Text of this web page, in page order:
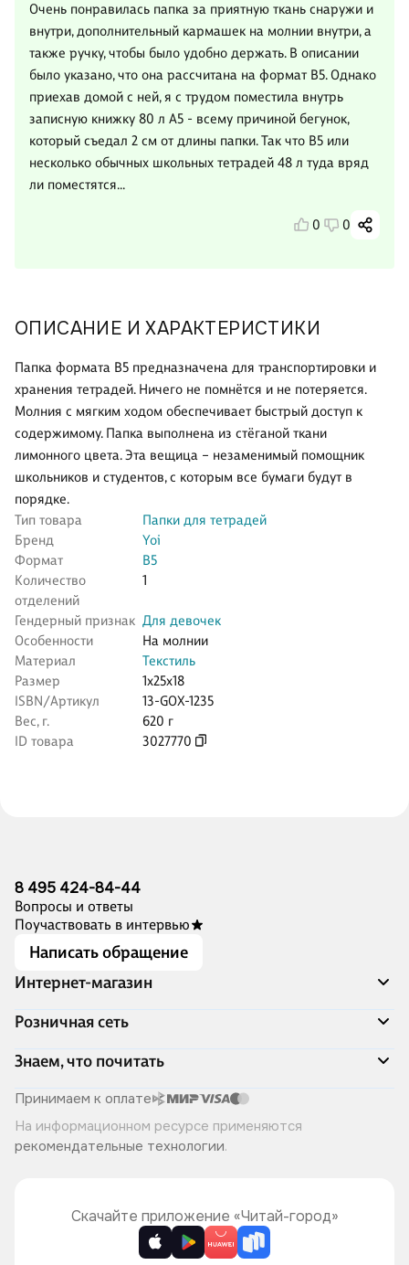
ОПИСАНИЕ И ХАРАКТЕРИСТИКИ
Папка формата B5 предназначена для транспортировки и
хранения тетрадей. Ничего не помнётся и не потеряется.
Молния с мягким ходом обеспечивает быстрый доступ к
содержимому. Папка выполнена из стёганой ткани
лимонного цвета. Эта вещица – незаменимый помощник
школьников и студентов, с которым все бумаги будут в
порядке.
Тип товара
Папки для тетрадей
Бренд
Yoi
Формат
В5
Количество
отделений
1
Гендерный признак Для девочек
Особенности
На молнии
Материал
Текстиль
Размер
1x25x18
ISBN/Артикул
13-GOX-1235
Вес, г.
620 г
ID товара
3027770
Очень понравилась папка за приятную ткань снаружи и
внутри, дополнительный кармашек на молнии внутри, а
также ручку, чтобы было удобно держать. В описании
было указано, что она рассчитана на формат В5. Однако
приехав домой с ней, я с трудом поместила внутрь
записную книжку 80 л А5 - всему причиной бегунок,
который съедал 2 см от длины папки. Так что В5 или
несколько обычных школьных тетрадей 48 л туда вряд
ли поместятся...
0 0
8 495 424-84-44
Вопросы и ответы
Поучаствовать в интервью
Написать обращение
Интернет-магазин
Акции
Доставка и оплата
Программа лояльности
Подарочные сертификаты
Правила продажи
Политика конфиденциальности
Розничная сеть
Адреса магазинов
Книжный Дозор
О компании
Читай-город для бизнеса
Хотите у нас работать?
Знаем, что почитать
Скоро в продаже
Лучшие из лучших
Читай-журнал
Принимаем к оплате
На информационном ресурсе применяются
рекомендательные технологии.
Скачайте приложение «Читай-город»